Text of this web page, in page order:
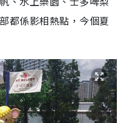
都係影相熱點，今個夏